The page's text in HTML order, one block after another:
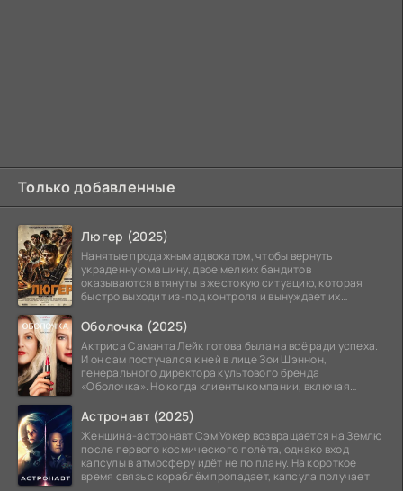
Только добавленные
Люгер (2025)
Нанятые продажным адвокатом, чтобы вернуть
украденную машину, двое мелких бандитов
оказываются втянуты в жестокую ситуацию, которая
быстро выходит из-под контроля и вынуждает их
Оболочка (2025)
Актриса Саманта Лейк готова была на всё ради успеха.
И он сам постучался к ней в лице Зои Шэннон,
генерального директора культового бренда
«Оболочка». Но когда клиенты компании, включая
Астронавт (2025)
Женщина-астронавт Сэм Уокер возвращается на Землю
после первого космического полёта, однако вход
капсулы в атмосферу идёт не по плану. На короткое
время связь с кораблём пропадает, капсула получает